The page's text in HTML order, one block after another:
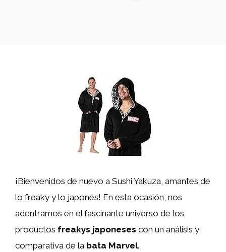
¡Bienvenidos de nuevo a Sushi Yakuza, amantes de
lo freaky y lo japonés! En esta ocasión, nos
adentramos en el fascinante universo de los
productos freakys japoneses con un análisis y
comparativa de la bata Marvel.